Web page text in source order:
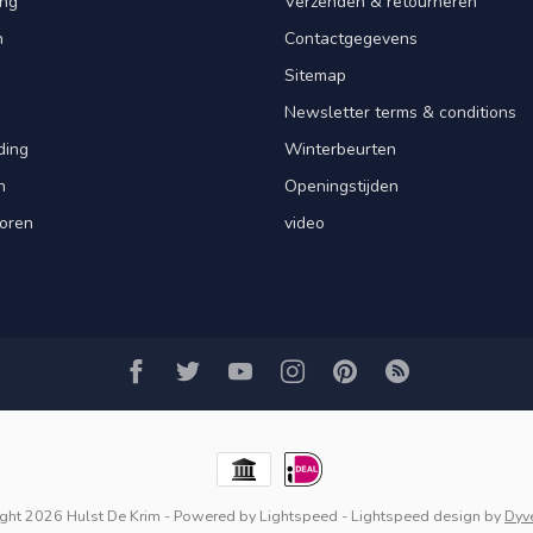
Contactgegevens
Sitemap
Newsletter terms & conditions
Winterbeurten
Openingstijden
video
2026 Hulst De Krim - Powered by Lightspeed - Lightspeed design by